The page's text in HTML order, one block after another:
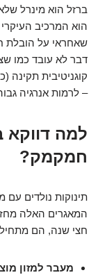
ברזל הוא מינרל
הוא המרכיב
שאחראי על הובלת
דבר לא עובד כמו
קוגניטיבית תקינה
– לרמות אנרגיה
למה דווקא
חמקמק?
תינוקות נולדים
המאגרים האלה
חצי שנה, הם
מעבר למזון